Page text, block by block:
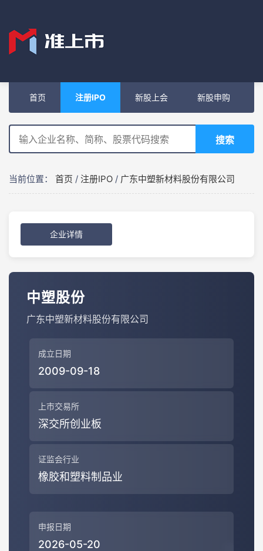
首页 注册IPO 新股上会 新股申购
搜索
当前位置： 首页 / 注册IPO / 广东中塑新材料股份有限公司
企业详情
中塑股份
广东中塑新材料股份有限公司
成立日期
2009-09-18
上市交易所
深交所创业板
证监会行业
橡胶和塑料制品业
申报日期
2026-05-20